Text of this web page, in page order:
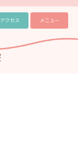
アクセス メニュー